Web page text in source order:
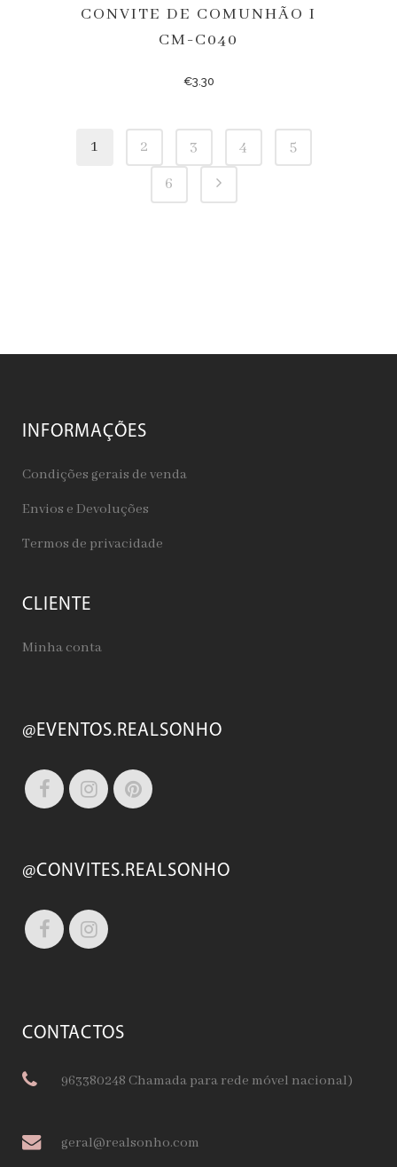
CONVITE DE COMUNHÃO I
CM-C040
€3.30
1 2 3 4
5
6
INFORMAÇÕES
Condições gerais de venda
Envios e Devoluções
Termos de privacidade
CLIENTE
Minha conta
@EVENTOS.REALSONHO
@CONVITES.REALSONHO
CONTACTOS
963380248 Chamada para rede móvel nacional)
geral@realsonho.com